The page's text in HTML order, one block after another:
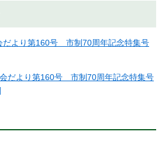
より第160号 市制70周年記念特集号
だより第160号 市制70周年記念特集号